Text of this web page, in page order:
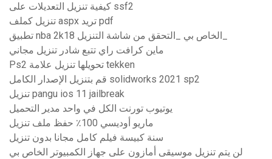
كيفية تنزيل التعديلات على ssf2
تنزيل كملف aspx تريد pdf
ماين كرافت راي تتبع شادر تنزيل مجاني
Ps2 تحويلها تنزيل علامة tekken
قم بتنزيل الإصدار الكامل solidworks 2021 sp2
تنزيل pangu ios 11 jailbreak
يوتيوب تورنت الكل في واحد مدير التحميل
ماريو أوديسي 100٪ حفظ ملف تنزيل
سنة كبيسة فيلم كامل مجانا بدون تنزيل
لن يتم تنزيل موسيقى أمازون على جهاز الكمبيوتر الخاص بي